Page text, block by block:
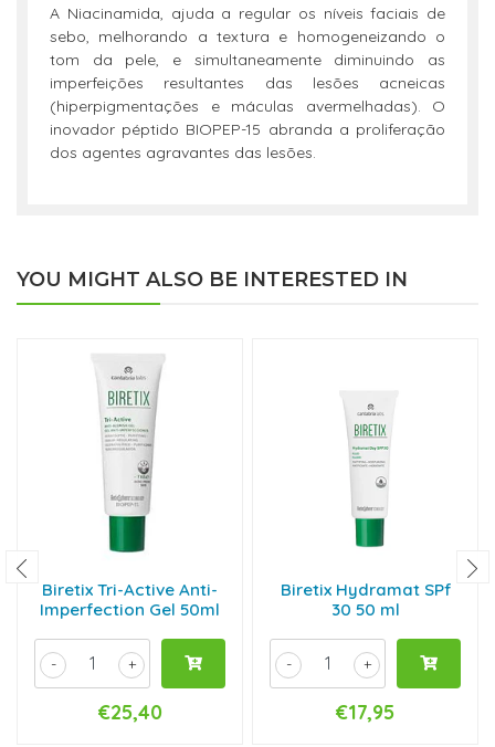
A Niacinamida, ajuda a regular os níveis faciais de
sebo, melhorando a textura e homogeneizando o
tom da pele, e simultaneamente diminuindo as
imperfeições resultantes das lesões acneicas
(hiperpigmentações e máculas avermelhadas). O
inovador péptido BIOPEP-15 abranda a proliferação
dos agentes agravantes das lesões.
YOU MIGHT ALSO BE INTERESTED IN
Biretix Tri-Active Anti-
Imperfection Gel 50ml
+
-
€25,40
Biretix Hydramat SPf
30 50 ml
+
-
€17,95